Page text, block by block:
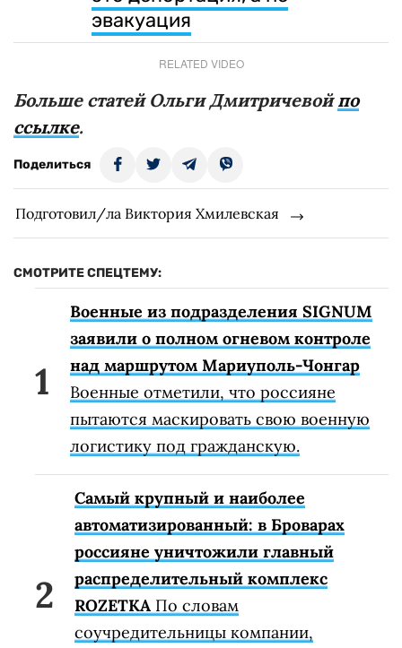
эвакуация
RELATED VIDEO
Больше статей Ольги Дмитричевойпо
ссылке.
Поделиться
Подготовил/ла Виктория Хмилевская
СМОТРИТЕ СПЕЦТЕМУ:
Военные из подразделения SIGNUM
заявили о полном огневом контроле
над маршрутом Мариуполь-Чонгар
Военные отметили, что россияне
пытаются маскировать свою военную
логистику под гражданскую.
Самый крупный и наиболее
автоматизированный: в Броварах
россияне уничтожили главный
распределительный комплекс
ROZETKA По словам
соучредительницы компании,